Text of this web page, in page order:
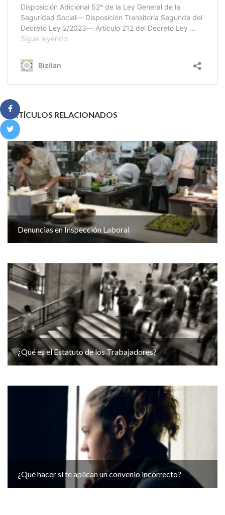
ARTÍCULOS RELACIONADOS
Denuncias en Inspección Laboral
¿Qué es el Estatuto de los Trabajadores?
¿Qué hacer si te aplican un convenio incorrecto?